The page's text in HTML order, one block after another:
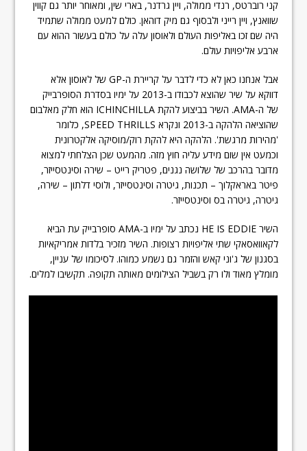
קני רוברטס, רנדי ממולה, ויין גרדנר, בארי שין, ומאוחר יותר גם קווין
שוואנץ, ויין רייני ולבסוף גם מיק דוהאן. כולם למעט ממולה שתמיד
היה שם זכו באליפות העולם ולאוסון עלה על כולם בעשור ההוא עם
ארבע אליפויות עולם.
אבל אנחנו כאן לא כדי לדבר על קריירת ה-GP של לאוסון אלא
דווקא על שיר שהוצא לכבודו ב-2013 על ימיו בסדרת הסופרבייק
של ה-AMA. השיר בביצוע להקת ICHINCHILLA הוא חלק מאלבום
שהוציאה הלהקה ב-2013 ונקרא SPEED THRILLS, כלומר
'מהירות מרגשת'. הלהקה היא להקת רוק/מוסיקה אלקטרונית
וכמעט אין שום מידע עליה חוץ מזה. מהמעט שכן הצלחתי למצוא
מדובר בהרכב של שלושה נגנים, פטריק רייט – שירה וסינטסייזר,
פיטר באראקלוך – תכנות, גיטרה וסינטסייזר, ולוסי דלתון – שירה,
גיטרה, גיטרה בס וסינטסייזר.
השיר HE IS EDDIE נכתב על ימיו ב-AMA סופרבייק עת הביא
לקאוואסאקי שתי אליפויות רצופות. השיר מזכיר בלדות אמריקאיות
בסגנון של ג'וני קאש והזמר גם נשמע כמוהו. לסיכומו של עניין,
מומלץ מאוד ולו רק בשביל הצילומים מאותה תקופה. תקשיבו למלים.